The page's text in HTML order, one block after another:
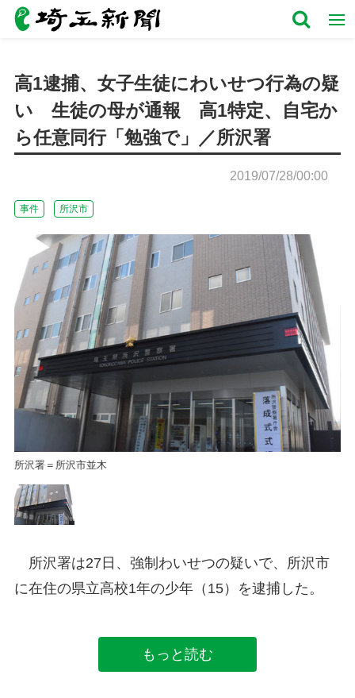
高1逮捕、女子生徒にわいせつ行為の疑
い 生徒の母が通報 高1特定、自宅か
ら任意同行「勉強で」／所沢署
2019/07/28/00:00
事件 所沢市
所沢署＝所沢市並木
所沢署は27日、強制わいせつの疑いで、所沢市
に在住の県立高校1年の少年（15）を逮捕した。
もっと読む